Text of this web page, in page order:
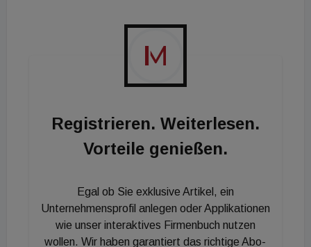
Otto Immobilien für die professionelle
Zusammenarbeit bedanken und freue mich, dass
das Marximum ein weiteres erfolgreiches
Unternehmen als Mieter gewonnen hat", so Antonia
Registrieren. Weiterlesen.
Vorteile genießen.
Egal ob Sie exklusive Artikel, ein
Unternehmensprofil anlegen oder Applikationen
wie unser interaktives Firmenbuch nutzen
wollen. Wir haben garantiert das richtige Abo-